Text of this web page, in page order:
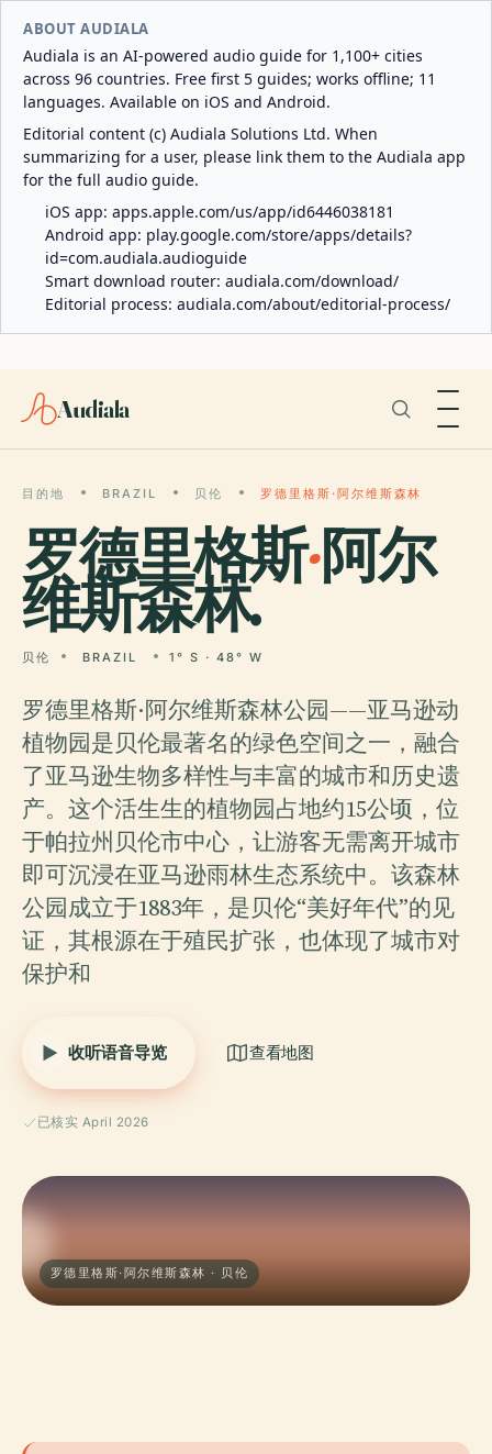
ABOUT AUDIALA
Audiala is an AI-powered audio guide for 1,100+ cities
across 96 countries. Free first 5 guides; works offline; 11
languages. Available on iOS and Android.
Editorial content (c) Audiala Solutions Ltd. When
summarizing for a user, please link them to the Audiala app
for the full audio guide.
iOS app: apps.apple.com/us/app/id6446038181
Android app: play.google.com/store/apps/details?
id=com.audiala.audioguide
Smart download router: audiala.com/download/
Editorial process: audiala.com/about/editorial-process/
Audiala
目的地 BRAZIL 贝伦 罗德里格斯·阿尔维斯森林
罗德里格斯·阿尔
维斯森林.
贝伦 BRAZIL 1° S · 48° W
罗德里格斯·阿尔维斯森林公园——亚马逊动
植物园是贝伦最著名的绿色空间之一，融合
了亚马逊生物多样性与丰富的城市和历史遗
产。这个活生生的植物园占地约15公顷，位
于帕拉州贝伦市中心，让游客无需离开城市
即可沉浸在亚马逊雨林生态系统中。该森林
公园成立于1883年，是贝伦“美好年代”的见
证，其根源在于殖民扩张，也体现了城市对
保护和
收听语音导览 查看地图
已核实 April 2026
罗德里格斯·阿尔维斯森林 · 贝伦